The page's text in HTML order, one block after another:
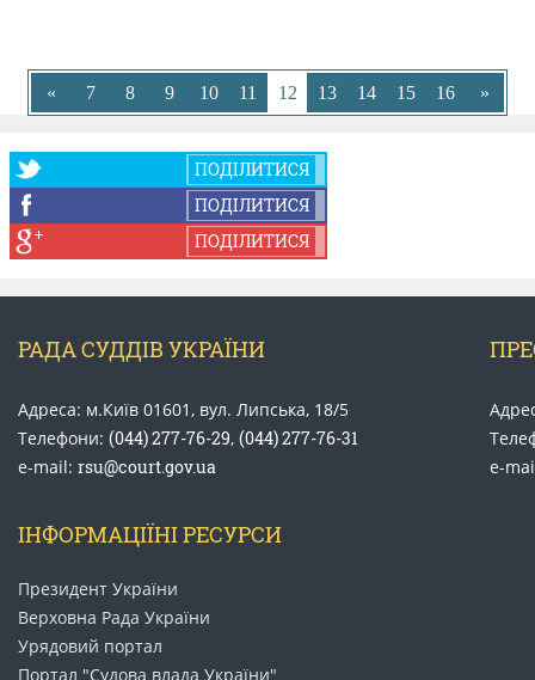
СИСТЕМА ОЦІНЮВАННЯ
КОНФЛІКТ ІНТЕРЕСІВ
НОРМАТИВИ НАВАНТАЖЕННЯ
КОНТАКТИ
« 7 8 9 10 11 12 13 14 15 16 »
ПОДІЛИТИСЯ
ПОДІЛИТИСЯ
ПОДІЛИТИСЯ
РАДА СУДДІВ УКРАЇНИ
Адреса: м.Київ 01601, вул. Липська, 18/5
Телефони: (044) 277-76-29, (044) 277-76-31
e-mail: rsu@court.gov.ua
e-
ІНФОРМАЦІЇНІ РЕСУРСИ
Президент України
Верховна Рада України
Урядовий портал
Портал "Судова влада України"